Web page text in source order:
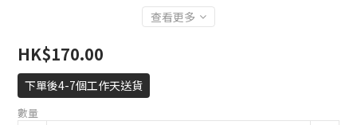
查看更多
HK$170.00
下單後4-7個工作天送貨
數量